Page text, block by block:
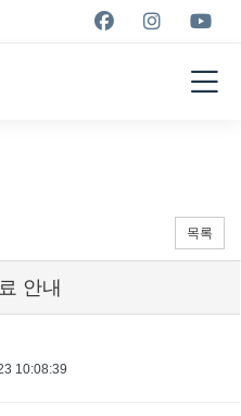
목록
안내
10:08:39